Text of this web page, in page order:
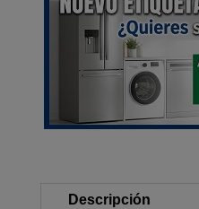
Descripción